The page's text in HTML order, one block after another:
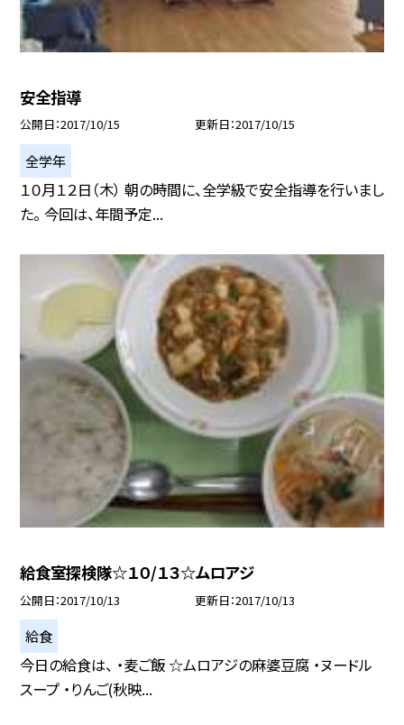
安全指導
公開日 2017/10/15 更新日 2017/10/15
全学年
１０月１２日（木） 朝の時間に、全学級で安全指導を行いまし
た。 今回は、年間予定...
給食室探検隊☆１０/１３☆ムロアジ
公開日 2017/10/13 更新日 2017/10/13
給食
今日の給食は、 ・麦ご飯 ☆ムロアジの麻婆豆腐 ・ヌードル
スープ ・りんご(秋映...